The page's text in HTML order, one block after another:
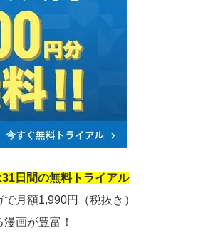
日間の無料トライアル
月額1,990円（税抜き）
画が豊富！